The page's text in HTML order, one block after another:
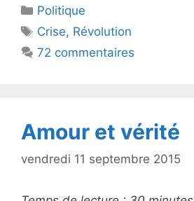
er e
b
o
Catégories
Politique
Étiquettes
Crise, Révolution
72 commentaires
Amour et vérité
vendredi 11 septembre 2015